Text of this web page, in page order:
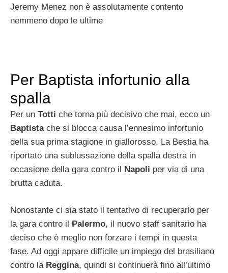
Jeremy Menez non è assolutamente contento
nemmeno dopo le ultime
Per Baptista infortunio alla
spalla
Per un Totti che torna più decisivo che mai, ecco un
Baptista che si blocca causa l’ennesimo infortunio
della sua prima stagione in giallorosso. La Bestia ha
riportato una sublussazione della spalla destra in
occasione della gara contro il Napoli per via di una
brutta caduta.
Nonostante ci sia stato il tentativo di recuperarlo per
la gara contro il Palermo, il nuovo staff sanitario ha
deciso che è meglio non forzare i tempi in questa
fase. Ad oggi appare difficile un impiego del brasiliano
contro la Reggina, quindi si continuerà fino all’ultimo